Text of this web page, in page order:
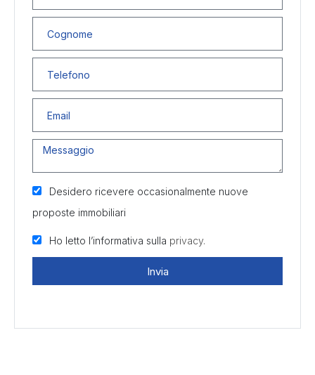
Desidero ricevere occasionalmente nuove
proposte immobiliari
Ho letto l’informativa sulla privacy.
Invia